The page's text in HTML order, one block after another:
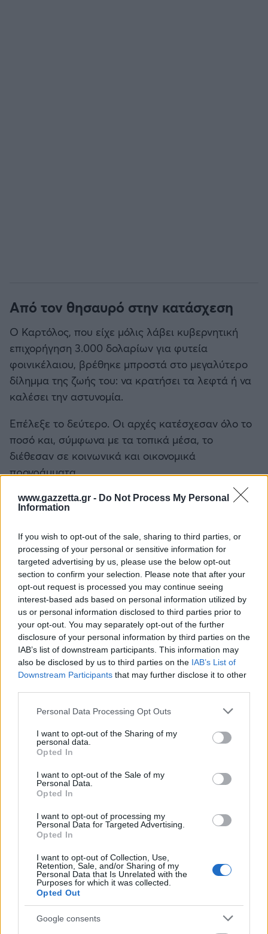
www.gazzetta.gr - Do Not Process My Personal
Information
If you wish to opt-out of the sale, sharing to third parties, or
processing of your personal or sensitive information for
targeted advertising by us, please use the below opt-out
section to confirm your selection. Please note that after your
opt-out request is processed you may continue seeing
interest-based ads based on personal information utilized by
us or personal information disclosed to third parties prior to
your opt-out. You may separately opt-out of the further
disclosure of your personal information by third parties on the
IAB’s list of downstream participants. This information may
also be disclosed by us to third parties on the IAB’s List of
Downstream Participants that may further disclose it to other
Please note that this website/app uses one or more Google
not limited to your visit or usage behaviour. You may click to
grant or deny consent to Google and its third-party tags to
use your data for below specified purposes in below Google
consent section.
Personal Data Processing Opt Outs
I want to opt-out of the Sharing of my
personal data.
Opted In
I want to opt-out of the Sale of my
Personal Data.
Opted In
I want to opt-out of processing my
Personal Data for Targeted Advertising.
Opted In
I want to opt-out of Collection, Use,
Retention, Sale, and/or Sharing of my
Personal Data that Is Unrelated with the
Purposes for which it was collected.
Opted Out
Google consents
Από τον θησαυρό στην κατάσχεση
Ο Καρτόλος, που είχε μόλις λάβει κυβερνητική
επιχορήγηση 3.000 δολαρίων για φυτεία
φοινικέλαιου, βρέθηκε μπροστά στο μεγαλύτερο
δίλημμα της ζωής του: να κρατήσει τα λεφτά ή να
καλέσει την αστυνομία.
Επέλεξε το δεύτερο. Οι αρχές κατέσχεσαν όλο το
ποσό και, σύμφωνα με τα τοπικά μέσα, το
διέθεσαν σε κοινωνικά και οικονομικά
προγράμματα.
Το αποτέλεσμα; Ο αγρότης δεν κράτησε ούτε ένα
δολάριο από τα εκατομμύρια που βρήκε.
Ο διχασμός στα social media